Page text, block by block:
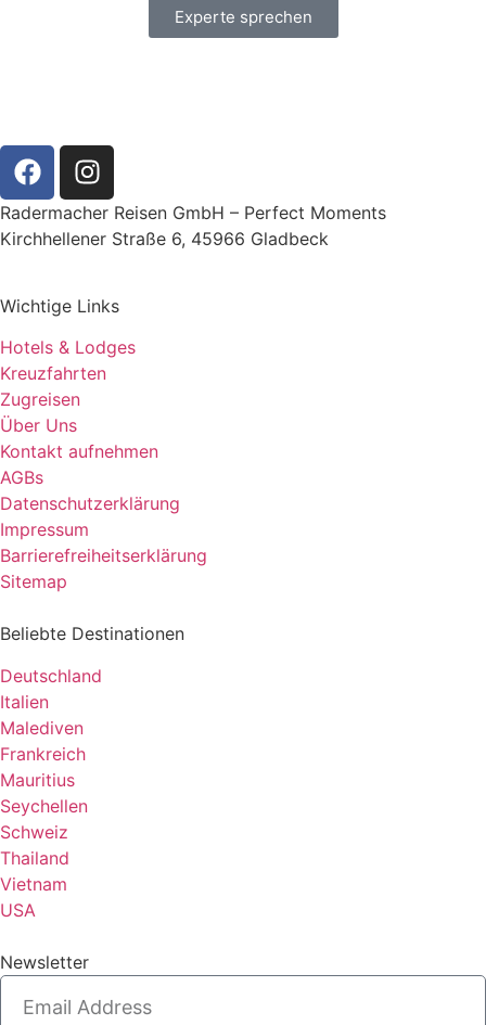
Experte sprechen
Radermacher Reisen GmbH – Perfect Moments
Kirchhellener Straße 6, 45966 Gladbeck
Wichtige Links
Hotels & Lodges
Kreuzfahrten
Zugreisen
Über Uns
Kontakt aufnehmen
AGBs
Datenschutzerklärung
Impressum
Barrierefreiheitserklärung
Sitemap
Beliebte Destinationen
Deutschland
Italien
Malediven
Frankreich
Mauritius
Seychellen
Schweiz
Thailand
Vietnam
USA
Newsletter